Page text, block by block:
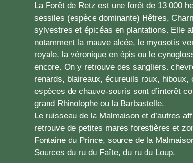
La Forêt de Retz est une forêt de 13 000
sessiles (espèce dominante) Hêtres,
sylvestres et épicéas en plantations. Elle
notamment la mauve alcée, le myosotis
royale, la véronique en épis ou le
encore. On y retrouve des sangliers,
renards, blaireaux, écureuils roux,
espèces de chauve-souris sont d’intérêt
grand Rhinolophe ou la Barbastelle.
Le ruisseau de la Malmaison et d’autres
retrouve de petites mares forestières et
Fontaine du Prince, source de la
Sources du ru du Faîte, du ru du Loup.